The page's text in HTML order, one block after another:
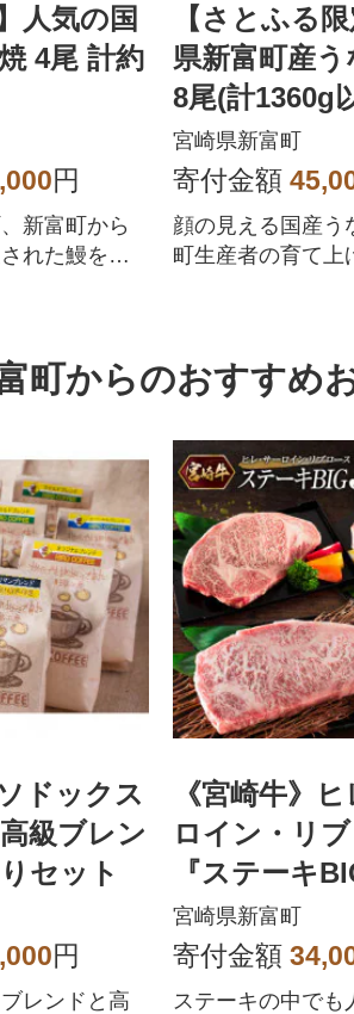
人気の国
4尾 計約
円
新富町から
れた鰻を丹
【さとふる
県新富町産
8尾(計1360g
宮崎県新富町
寄付金額
顔の見える国産う
町生産者の育て上
町からのおすすめ
ドックス
級ブレン
セット
円
レンドと高
《宮崎牛》
ロイン・リ
『ステーキ
計650g(新富
宮崎県新富町
寄付金額
ステーキの中でも